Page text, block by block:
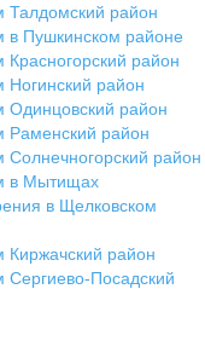
Талдомский район
в Пушкинском районе
Красногорский район
Ногинский район
Одинцовский район
Раменский район
Солнечногорский район
в Мытищах
в Щелковском
Киржачский район
Сергиево-Посадский